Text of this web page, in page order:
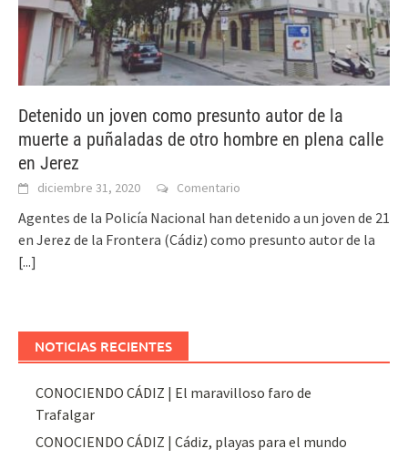
Detenido un joven como presunto autor de la
muerte a puñaladas de otro hombre en plena calle
en Jerez
diciembre 31, 2020 Comentario
Agentes de la Policía Nacional han detenido a un joven de 21
en Jerez de la Frontera (Cádiz) como presunto autor de la
[...]
NOTICIAS RECIENTES
CONOCIENDO CÁDIZ | El maravilloso faro de
Trafalgar
CONOCIENDO CÁDIZ | Cádiz, playas para el mundo